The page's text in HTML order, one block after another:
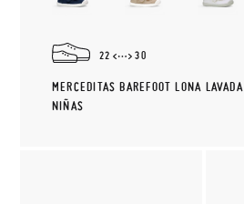
22 30
MERCEDITAS BAREFOOT LONA LAVADA
NIÑAS